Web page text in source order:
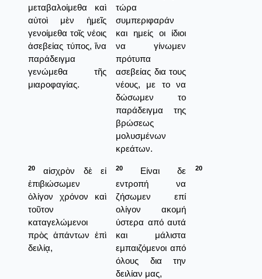
μεταβαλοίμεθα καὶ
αὐτοὶ μὲν ἡμεῖς
γενοίμεθα τοῖς νέοις
ἀσεβείας τύπος, ἵνα
παράδειγμα
γενώμεθα τῆς
μιαροφαγίας.
τώρα
συμπεριφαράν
και ημείς οι ίδιοι
να γίνωμεν
πρότυπα
ασεβείας δια τους
νέους, με το να
δώσωμεν το
παράδειγμα της
βρώσεως
μολυσμένων
κρεάτων.
20
αἰσχρὸν δὲ εἰ
ἐπιβιώσωμεν
ὀλίγον χρόνον καὶ
τοῦτον
καταγελώμενοι
πρὸς ἁπάντων ἐπὶ
δειλίᾳ,
20
Είναι δε
εντροπή να
ζήσωμεν επί
ολίγον ακομή
ύστερα από αυτά
και μάλιστα
εμπαιζόμενοι από
όλους δια την
δειλίαν μας,
20